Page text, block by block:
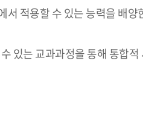
서 적용할 수 있는 능력을 배양
있는 교과과정을 통해 통합적